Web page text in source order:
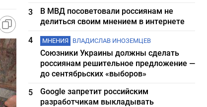
3
В МВД посоветовали россиянам не
делиться своим мнением в интернете
4
МНЕНИЯ ВЛАДИСЛАВ ИНОЗЕМЦЕВ
Союзники Украины должны сделать
россиянам решительное предложение —
до сентябрьских «выборов»
5
Google запретит российским
разработчикам выкладывать